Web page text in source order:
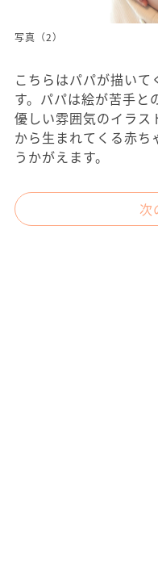
写真（2）
こちらはパパが描いて
す。パパは絵が苦手と
優しい雰囲気のイラス
から生まれてくる赤
うかがえます。
次